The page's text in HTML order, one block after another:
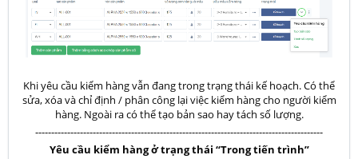
Khi yêu cầu kiểm hàng vẫn đang trong trạng thái kế hoạch. Có thể
sửa, xóa và chỉ định / phân công lại việc kiểm hàng cho người kiểm
hàng. Ngoài ra có thể tạo bản sao hay tách số lượng.
------------------------------------------------------------------------------------------
Yêu cầu kiểm hàng ở trạng thái “Trong tiến trình”